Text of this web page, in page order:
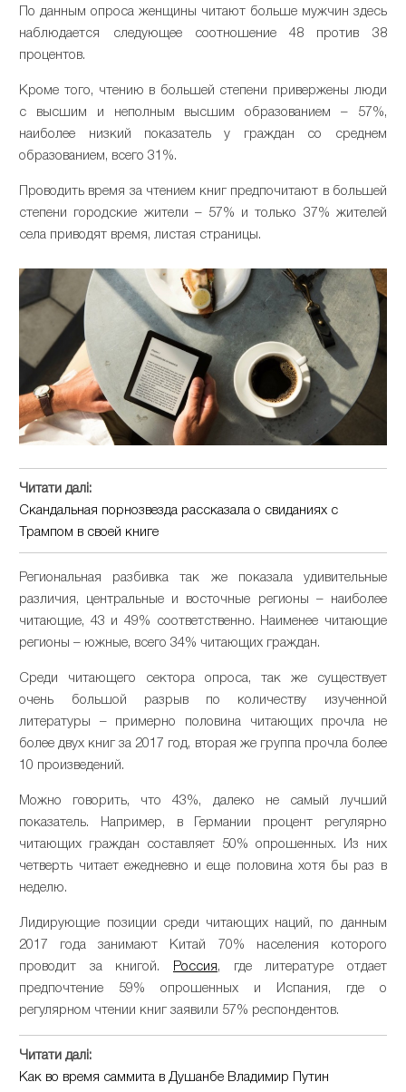
По данным опроса женщины читают больше мужчин здесь
наблюдается следующее соотношение 48 против 38
процентов.
Кроме того, чтению в большей степени привержены люди
с высшим и неполным высшим образованием – 57%,
наиболее низкий показатель у граждан со среднем
образованием, всего 31%.
Проводить время за чтением книг предпочитают в большей
степени городские жители – 57% и только 37% жителей
села приводят время, листая страницы.
Читати далі:
Скандальная порнозвезда рассказала о свиданиях с
Трампом в своей книге
Региональная разбивка так же показала удивительные
различия, центральные и восточные регионы – наиболее
читающие, 43 и 49% соответственно. Наименее читающие
регионы – южные, всего 34% читающих граждан.
Среди читающего сектора опроса, так же существует
очень большой разрыв по количеству изученной
литературы – примерно половина читающих прочла не
более двух книг за 2017 год, вторая же группа прочла более
10 произведений.
Можно говорить, что 43%, далеко не самый лучший
показатель. Например, в Германии процент регулярно
читающих граждан составляет 50% опрошенных. Из них
четверть читает ежедневно и еще половина хотя бы раз в
неделю.
Лидирующие позиции среди читающих наций, по данным
2017 года занимают Китай 70% населения которого
проводит за книгой.
Россия, где литературе отдает
предпочтение 59% опрошенных и Испания, где о
регулярном чтении книг заявили 57% респондентов.
Читати далі:
Как во время саммита в Душанбе Владимир Путин